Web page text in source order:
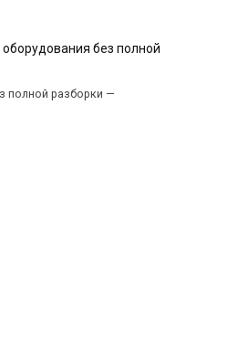
без полной
полной разборки —